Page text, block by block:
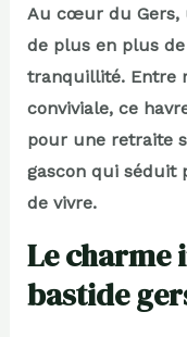
Au cœur du Gers,
de plus en plus
tranquillité. Entre
conviviale, ce
pour une retraite
gascon qui séduit
de vivre.
Le charme
bastide